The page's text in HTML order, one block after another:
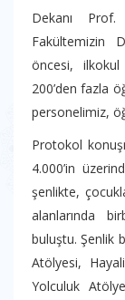
Dekanı
Fakültemizin
öncesi,
200’den fazla
personelimiz,
Protokol
4.000’in
şenlikte,
alanlarında
buluştu. Şenlik
Atölyesi,
Yolculuk